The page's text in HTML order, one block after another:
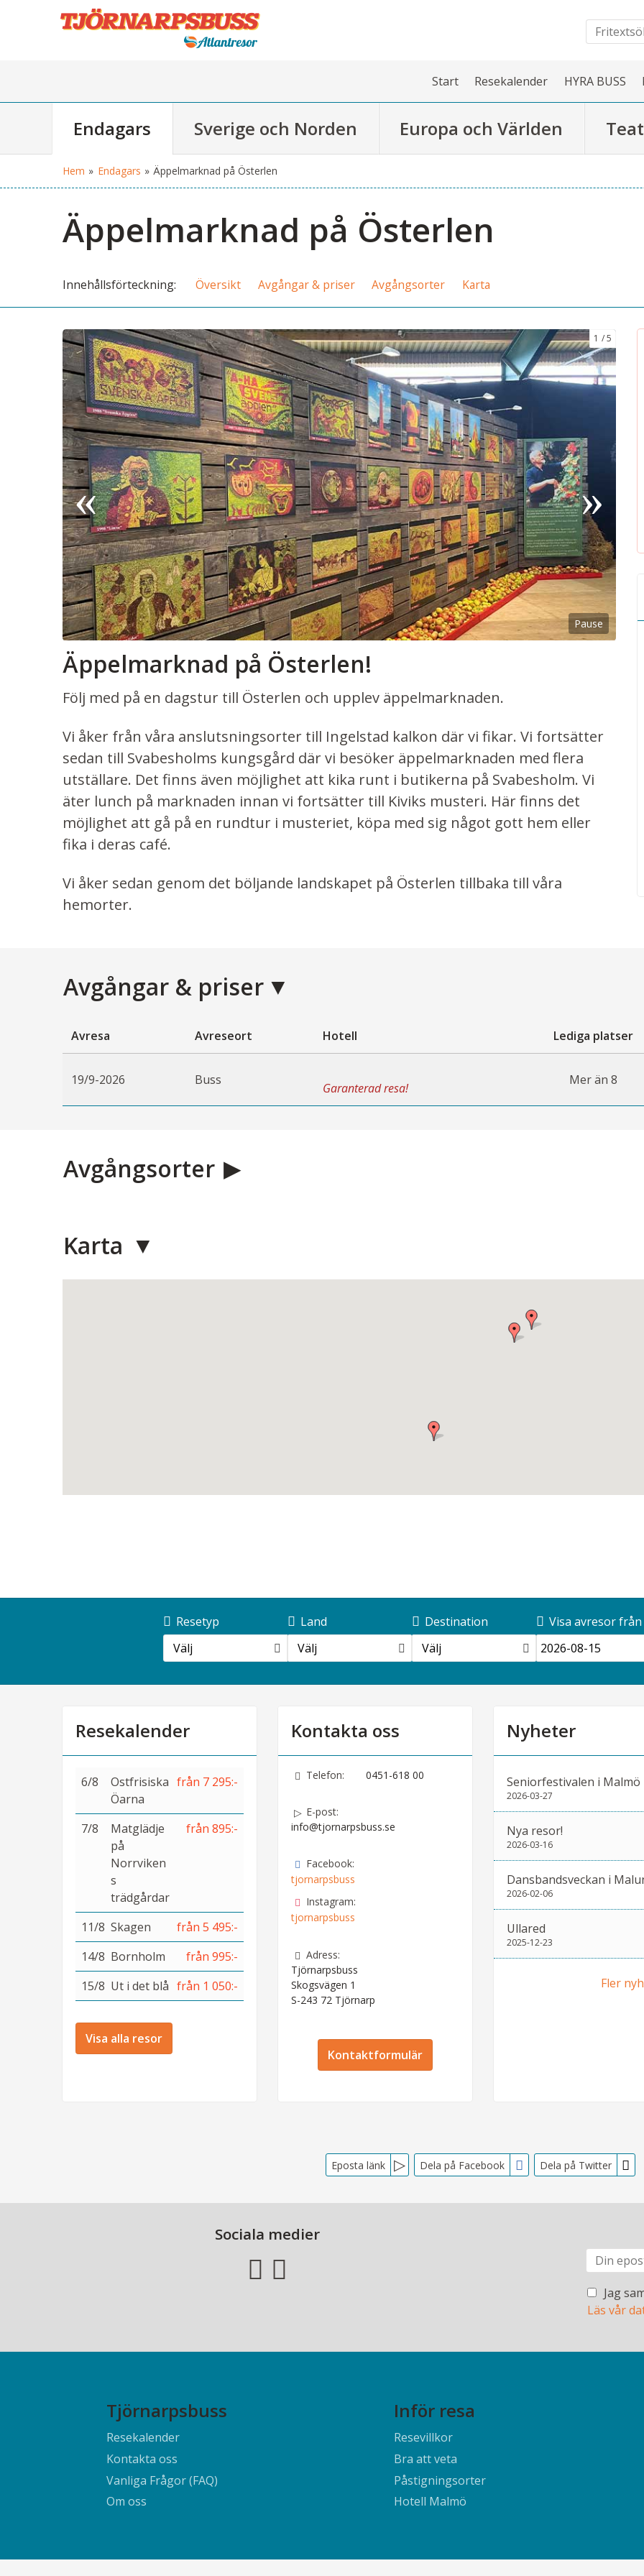
Start Resekalender HYRA BUSS
Endagars Sverige och Norden Europa och Världen
Hem » Endagars » Äppelmarknad på Österlen
Äppelmarknad på Österlen
Innehållsförteckning Översikt Avgångar & priser Avgångsorter Karta
Pause
1 5
Äppelmarknad på Österlen!
Följ med på en dagstur till Österlen och upplev äppelmarknaden.
Vi åker från våra anslutsningsorter till Ingelstad kalkon där vi fikar. Vi fortsätter
sedan till Svabesholms kungsgård där vi besöker äppelmarknaden med flera
utställare. Det finns även möjlighet att kika runt i butikerna på Svabesholm. Vi
äter lunch på marknaden innan vi fortsätter till Kiviks musteri. Här finns det
möjlighet att gå på en rundtur i musteriet, köpa med sig något gott hem eller
fika i deras café.
Vi åker sedan genom det böljande landskapet på Österlen tillbaka till våra
hemorter.
Avgångar & priser
Avresa Avreseort Hotell Lediga platser
19/9-2026 Buss
Garanterad resa!
Mer än 8
Avgångsorter
Karta
Resetyp
Välj
Land
Välj
Destination
Välj
Visa avresor från
Resekalender
6/8
Ostfrisiska
Öarna
från 7 295:-
7/8
Matglädje
på
Norrviken
s
trädgårdar
från 895:-
11/8 Skagen
från 5 495:-
14/8 Bornholm
från 995:-
15/8 Ut i det blå från 1 050:-
Visa alla resor
Kontakta oss
Telefon: 0451-618 00
E-post:
info@tjornarpsbuss.se
Facebook:
tjornarpsbuss
Instagram:
tjornarpsbuss
Adress:
Tjörnarpsbuss
Skogsvägen 1
S-243 72 Tjörnarp
Kontaktformulär
Nyheter
Seniorfestivalen i Malmö
2026-03-27
Nya resor!
2026-03-16
Dansbandsveckan i
2026-02-06
Ullared
2025-12-23
Fler
Eposta länk Dela på Facebook Dela på Twitter
Sociala medier
Jag
Läs vår
Tjörnarpsbuss
Resekalender
Kontakta oss
Vanliga Frågor (FAQ)
Om oss
Inför resa
Resevillkor
Bra att veta
Påstigningsorter
Hotell Malmö